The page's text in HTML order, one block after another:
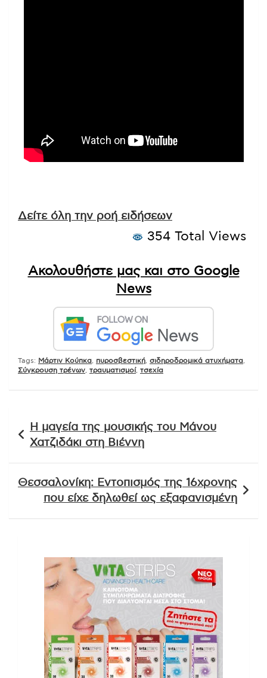
Δείτε όλη την ροή ειδήσεων
354 Total Views
Ακολουθήστε μας και στο Google
News
Tags: Μάρτιν Κούπκα πυροσβεστική σιδηροδρομικά ατυχήματα
Σύγκρουση τρένων τραυματισμοί, τσεχία
άρθρων
Η μαγεία της μουσικής του Μάνου
Χατζιδάκι στη Βιέννη
Θεσσαλονίκη: Εντοπισμός της 16χρονης
που είχε δηλωθεί ως εξαφανισμένη